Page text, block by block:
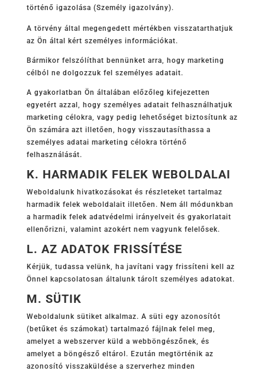
történő igazolása (Személy igazolvány).
A törvény által megengedett mértékben visszatarthatjuk
az Ön által kért személyes információkat.
Bármikor felszólíthat bennünket arra, hogy marketing
célból ne dolgozzuk fel személyes adatait.
A gyakorlatban Ön általában előzőleg kifejezetten
egyetért azzal, hogy személyes adatait felhasználhatjuk
marketing célokra, vagy pedig lehetőséget biztosítunk az
Ön számára azt illetően, hogy visszautasíthassa a
személyes adatai marketing célokra történő
felhasználását.
K. HARMADIK FELEK WEBOLDALAI
Weboldalunk hivatkozásokat és részleteket tartalmaz
harmadik felek weboldalait illetően. Nem áll módunkban
a harmadik felek adatvédelmi irányelveit és gyakorlatait
ellenőrizni, valamint azokért nem vagyunk felelősek.
L. AZ ADATOK FRISSÍTÉSE
Kérjük, tudassa velünk, ha javítani vagy frissíteni kell az
Önnel kapcsolatosan általunk tárolt személyes adatokat.
M. SÜTIK
Weboldalunk sütiket alkalmaz. A süti egy azonosítót
(betűket és számokat) tartalmazó fájlnak felel meg,
amelyet a webszerver küld a webböngészőnek, és
amelyet a böngésző eltárol. Ezután megtörténik az
azonosító visszaküldése a szerverhez minden